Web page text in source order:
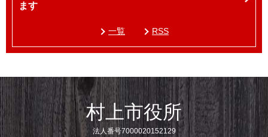
ます
一覧 RSS
村上市役所
法人番号7000020152129